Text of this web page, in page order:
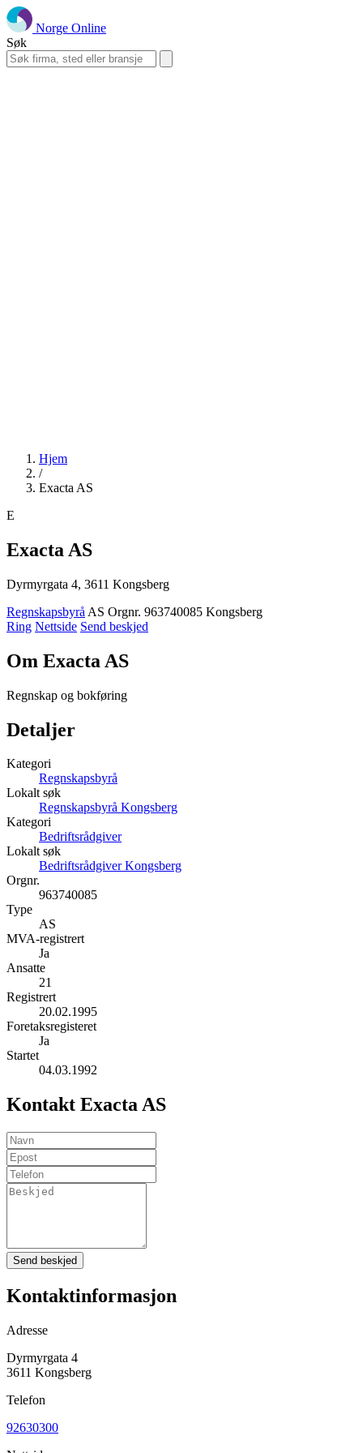
Norge Online
Søk
Hjem
/
Exacta AS
E
Exacta AS
Dyrmyrgata 4, 3611 Kongsberg
Regnskapsbyrå AS Orgnr. 963740085 Kongsberg
Ring Nettside Send beskjed
Om Exacta AS
Regnskap og bokføring
Detaljer
Kategori
Regnskapsbyrå
Lokalt søk
Regnskapsbyrå Kongsberg
Kategori
Bedriftsrådgiver
Lokalt søk
Bedriftsrådgiver Kongsberg
Orgnr.
963740085
Type
AS
MVA-registrert
Ja
Ansatte
21
Registrert
20.02.1995
Foretaksregisteret
Ja
Startet
04.03.1992
Kontakt Exacta AS
Send beskjed
Kontaktinformasjon
Adresse
Dyrmyrgata 4
3611 Kongsberg
Telefon
92630300